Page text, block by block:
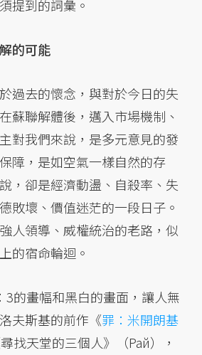
提到的詞彙。
的可能
過去的懷念，與對於今日的失
蘇聯解體後，邁入市場機制、
對我們來說，是多元意見的發
障，是如空氣一樣自然的存
，卻是經濟動盪、自殺率、失
敗壞、價值迷茫的一段日子。
人領導、威權統治的老路，似
的宿命輪迴。
3的畫幅和黑白的畫面，讓人無
夫斯基的前作《罪：米開朗基
找天堂的三個人》（Рай），